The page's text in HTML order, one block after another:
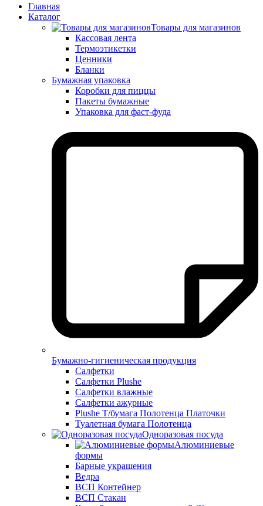
Главная
Каталог
Товары для магазинов
Кассовая лента
Термоэтикетки
Ценники
Бланки
Бумажная упаковка
Коробки для пиццы
Пакеты бумажные
Упаковка для фаст-фуда
Бумажно-гигиеническая продукция
Салфетки
Салфетки Plushe
Салфетки влажные
Салфетки ажурные
Plushe Т/бумага Полотенца Платочки
Туалетная бумага Полотенца
Одноразовая посуда
Алюминиевые
формы
Барные украшения
Ведра
ВСП Контейнер
ВСП Стакан